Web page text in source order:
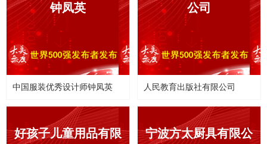
钟凤英
中国服装优秀设计师钟凤英
公司
人民教育出版社有限公司
好孩子儿童用品有限
宁波方太厨具有限公